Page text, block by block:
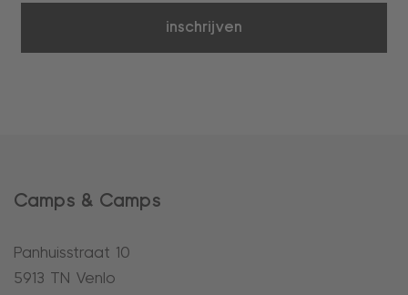
inschrijven
Camps & Camps
Panhuisstraat 10
5913 TN Venlo